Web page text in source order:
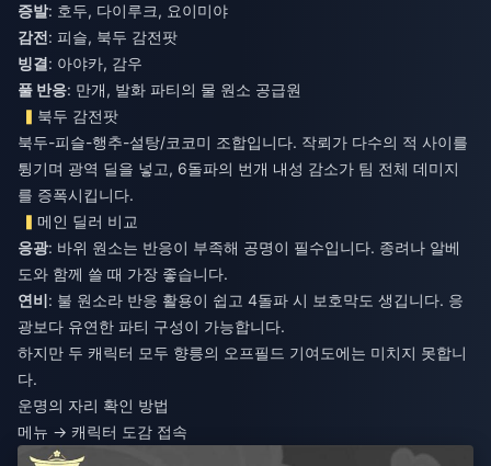
증발: 호두, 다이루크, 요이미야
감전: 피슬, 북두 감전팟
빙결: 아야카, 감우
풀 반응: 만개, 발화 파티의 물 원소 공급원
북두 감전팟
북두-피슬-행추-설탕/코코미 조합입니다. 작뢰가 다수의 적 사이를
튕기며 광역 딜을 넣고, 6돌파의 번개 내성 감소가 팀 전체 데미지
를 증폭시킵니다.
메인 딜러 비교
응광: 바위 원소는 반응이 부족해 공명이 필수입니다. 종려나 알베
도와 함께 쓸 때 가장 좋습니다.
연비: 불 원소라 반응 활용이 쉽고 4돌파 시 보호막도 생깁니다. 응
광보다 유연한 파티 구성이 가능합니다.
하지만 두 캐릭터 모두 향릉의 오프필드 기여도에는 미치지 못합니
다.
운명의 자리 확인 방법
메뉴 → 캐릭터 도감 접속